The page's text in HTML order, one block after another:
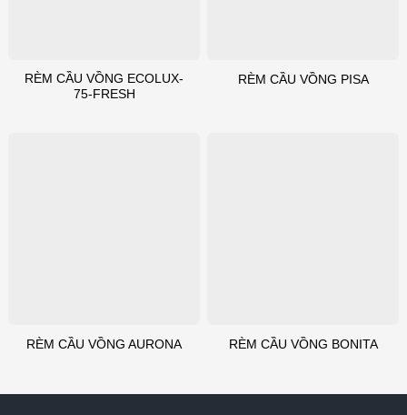
RÈM CẦU VỒNG ECOLUX-
75-FRESH
RÈM CẦU VỒNG PISA
RÈM CẦU VỒNG AURONA RÈM CẦU VỒNG BONITA